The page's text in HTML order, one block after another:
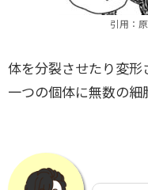
引用：
体を分裂させたり変
一つの個体に無数の細